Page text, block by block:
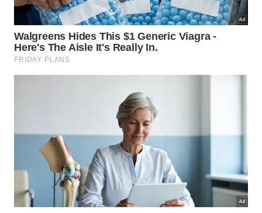
A boa notícia é que a maioria dosingredientes
usados pelos coreanos está disponível no Brasil e
pode ser incorporada tanto naculináriaquanto nos
cuidados com o rosto sem grandes investimentos.
gestos simples já faz diferença.